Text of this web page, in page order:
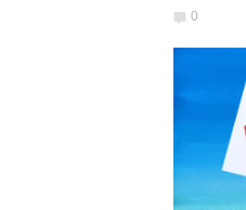
自然さ”
0